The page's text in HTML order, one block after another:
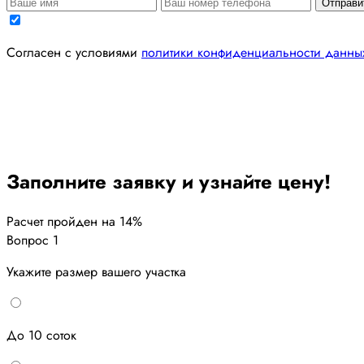
Согласен с условиями политики конфиденциальности
Заполните заявку и узнайте цену!
Расчет пройден на 14%
Вопрос 1
Укажите размер вашего участка
До 10 соток